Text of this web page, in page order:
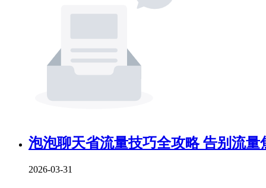
泡泡聊天省流量技巧全攻略 告别流量
2026-03-31